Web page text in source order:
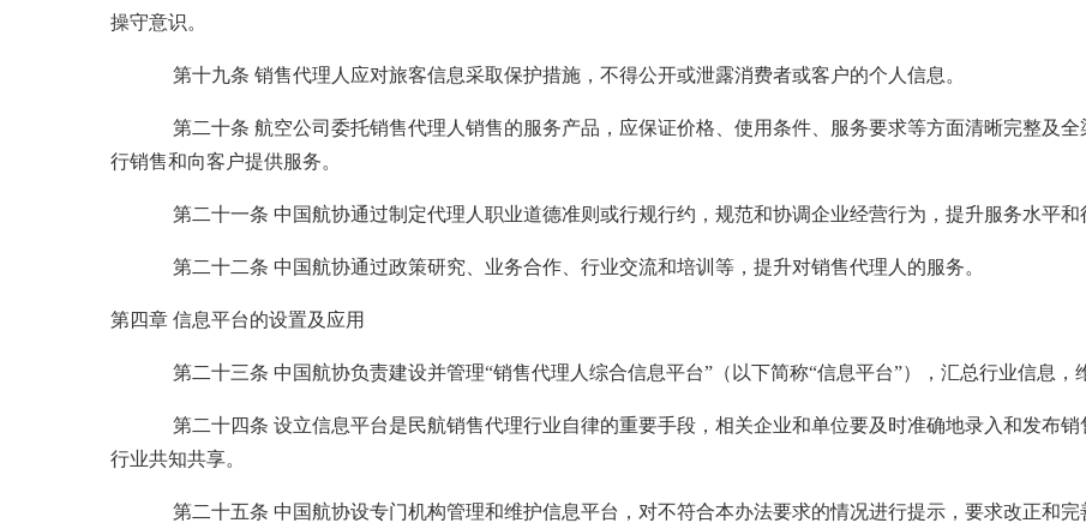
操守意识。
第十九条 销售代理人应对旅客信息采取保护措施，不得公开或泄露消费者或客户的个人信息。
第二十条 航空公司委托销售代理人销售的服务产品，应保证价格、使用条件、服务要求等方面清晰完整及全
行销售和向客户提供服务。
第二十一条 中国航协通过制定代理人职业道德准则或行规行约，规范和协调企业经营行为，提升服务水平和
第二十二条 中国航协通过政策研究、业务合作、行业交流和培训等，提升对销售代理人的服务。
第四章 信息平台的设置及应用
第二十三条 中国航协负责建设并管理“销售代理人综合信息平台”（以下简称“信息平台”），汇总行业信息，
第二十四条 设立信息平台是民航销售代理行业自律的重要手段，相关企业和单位要及时准确地录入和发布销
行业共知共享。
第二十五条 中国航协设专门机构管理和维护信息平台，对不符合本办法要求的情况进行提示，要求改正和完